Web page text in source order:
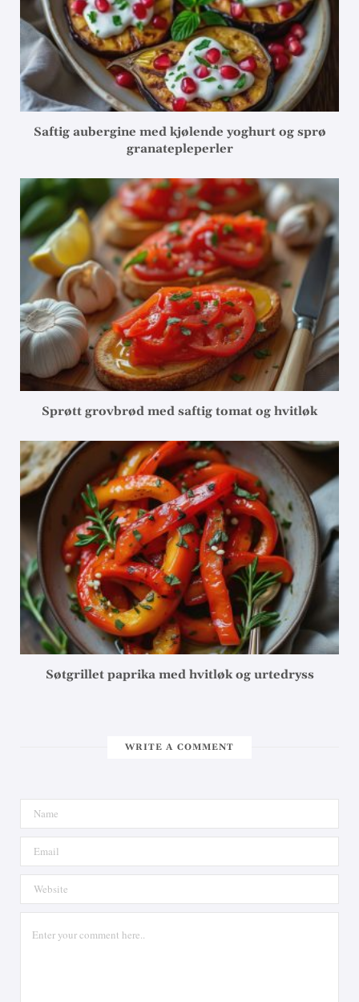
Saftig aubergine med kjølende yoghurt og sprø
granatepleperler
Sprøtt grovbrød med saftig tomat og hvitløk
Søtgrillet paprika med hvitløk og urtedryss
WRITE A COMMENT